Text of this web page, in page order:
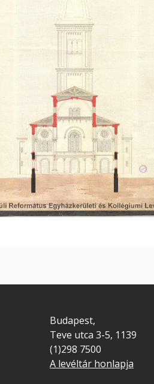
Budapest,
Teve utca 3-5, 1139
(1)298 7500
A levéltár honlapja